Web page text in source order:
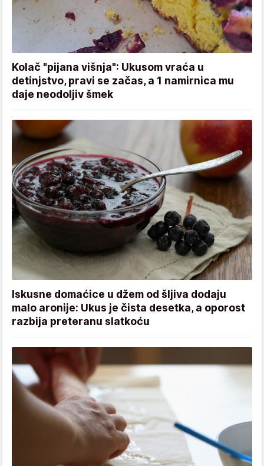
Kolač "pijana višnja": Ukusom vraća u
detinjstvo, pravi se začas, a 1 namirnica mu
daje neodoljiv šmek
Iskusne domaćice u džem od šljiva dodaju
malo aronije: Ukus je čista desetka, a oporost
razbija preteranu slatkoću